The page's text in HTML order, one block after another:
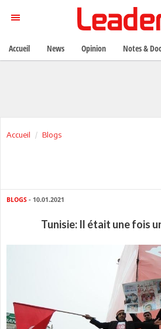
Accueil Blogs
BLOGS - 10.01.2021
Tunisie: Il était une fois
Accueil News Opinion Notes &